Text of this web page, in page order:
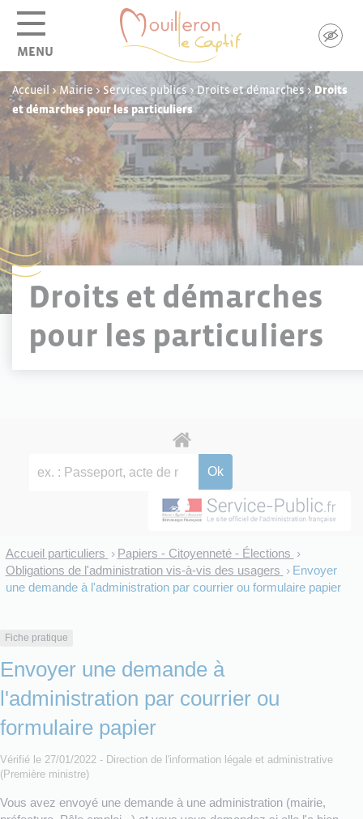
MENU
Accueil >Mairie> Services publics>Droits et démarches>Droits
et démarches pour les particuliers
Droits et démarches
pour les particuliers
Accueil particuliers > Papiers - Citoyenneté - Élections >
Obligations de l'administration vis-à-vis des usagers > Envoyer
une demande à l'administration par courrier ou formulaire papier
Fiche pratique
Envoyer une demande à
l'administration par courrier ou
formulaire papier
Vérifié le 27/01/2022 - Direction de l'information légale et administrative
(Première ministre)
Vous avez envoyé une demande à une administration (mairie,
Panneau de gestion des cookies